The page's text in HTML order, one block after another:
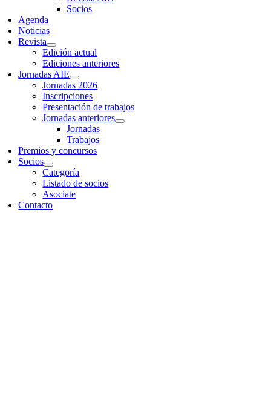
Socios
Agenda
Noticias
Revista
Edición actual
Ediciones anteriores
Jornadas AIE
Jornadas 2026
Inscripciones
Presentación de trabajos
Jornadas anteriores
Jornadas
Trabajos
Premios y concursos
Socios
Categoría
Listado de socios
Asociate
Contacto